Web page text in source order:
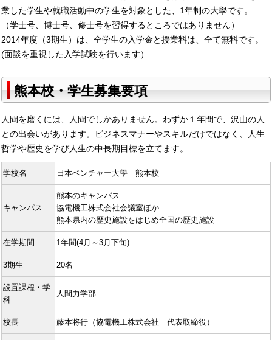
業した学生や就職活動中の学生を対象とした、1年制の大學です。
（学士号、博士号、修士号を習得するところではありません）
2014年度（3期生）は、全学生の入学金と授業料は、全て無料です。
(面談を重視した入学試験を行います）
熊本校・学生募集要項
人間を磨くには、人間でしかありません。わずか１年間で、沢山の人
との出会いがあります。ビジネスマナーやスキルだけではなく、人生
哲学や歴史を学び人生の中長期目標を立てます。
学校名 日本ベンチャー大學 熊本校
キャンパス
熊本のキャンパス
協電機工株式会社会議室ほか
熊本県内の歴史施設をはじめ全国の歴史施設
在学期間 1年間(4月～3月下旬)
3期生 20名
設置課程・学
科
人間力学部
校長 藤本将行（協電機工株式会社 代表取締役）